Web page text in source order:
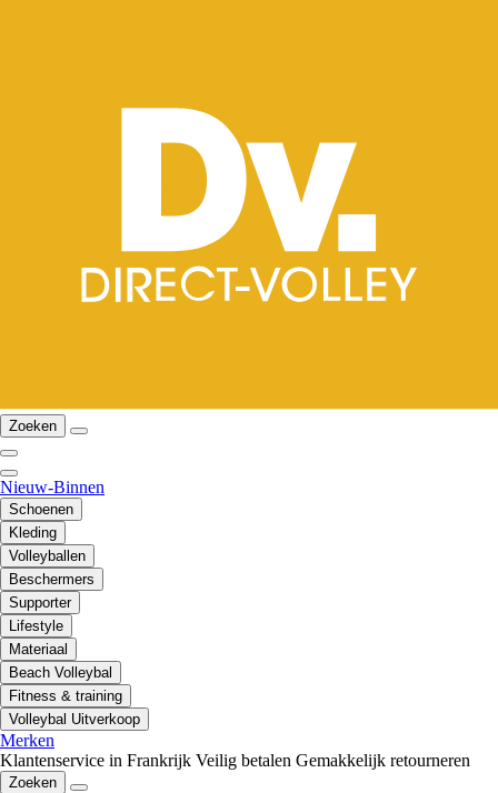
Zoeken
Nieuw-Binnen
Schoenen
Kleding
Volleyballen
Beschermers
Supporter
Lifestyle
Materiaal
Beach Volleybal
Fitness & training
Volleybal Uitverkoop
Merken
Klantenservice in Frankrijk Veilig betalen Gemakkelijk retourneren
Zoeken